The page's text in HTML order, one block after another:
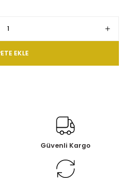
EKLE
Güvenli Kargo